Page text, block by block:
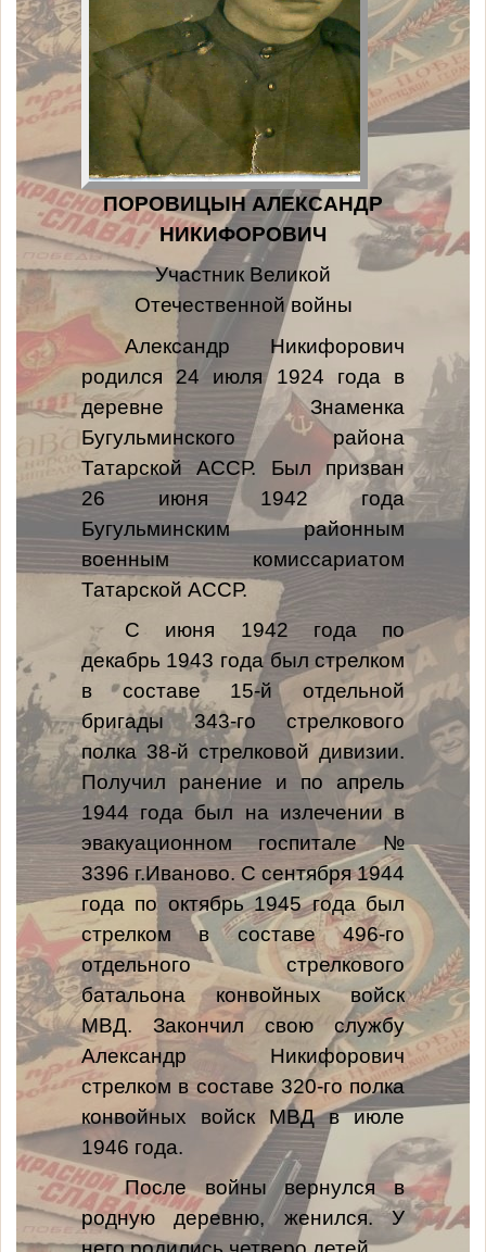
ПОРОВИЦЫН АЛЕКСАНДР
НИКИФОРОВИЧ
Участник Великой
Отечественной войны
Александр Никифорович
родился 24 июля 1924 года в
деревне Знаменка
Бугульминского района
Татарской АССР. Был призван
26 июня 1942 года
Бугульминским районным
военным комиссариатом
Татарской АССР.
С июня 1942 года по
декабрь 1943 года был стрелком
в составе 15-й отдельной
бригады 343-го стрелкового
полка 38-й стрелковой дивизии.
Получил ранение и по апрель
1944 года был на излечении в
эвакуационном госпитале №
3396 г.Иваново. С сентября 1944
года по октябрь 1945 года был
стрелком в составе 496-го
отдельного стрелкового
батальона конвойных войск
МВД. Закончил свою службу
Александр Никифорович
стрелком в составе 320-го полка
конвойных войск МВД в июле
1946 года.
После войны вернулся в
родную деревню, женился. У